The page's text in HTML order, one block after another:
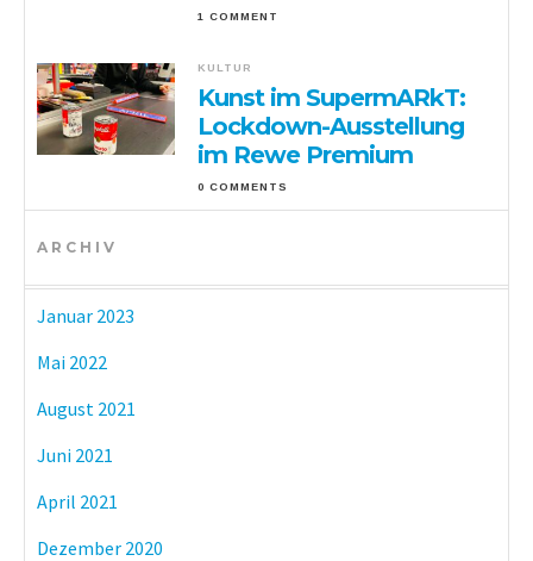
1 COMMENT
KULTUR
Kunst im SupermARkT:
Lockdown-Ausstellung
im Rewe Premium
0 COMMENTS
ARCHIV
Januar 2023
Mai 2022
August 2021
Juni 2021
April 2021
Dezember 2020